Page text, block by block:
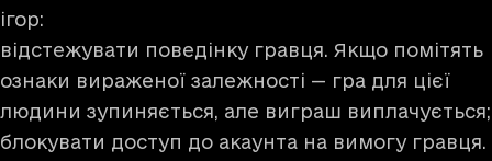
ігор:
відстежувати поведінку гравця. Якщо помітять
ознаки вираженої залежності — гра для цієї
людини зупиняється, але виграш виплачується;
блокувати доступ до акаунта на вимогу гравця.